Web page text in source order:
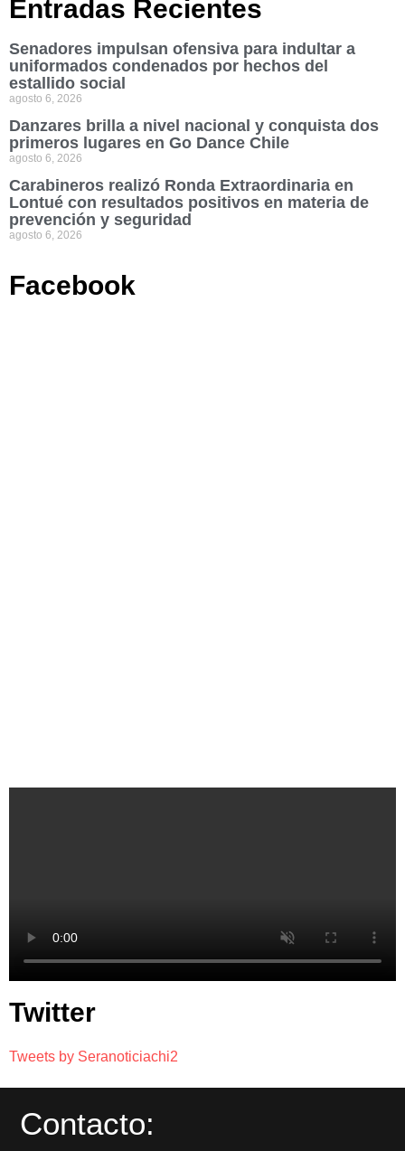
Entradas Recientes
Senadores impulsan ofensiva para indultar a
uniformados condenados por hechos del
estallido social
agosto 6, 2026
Danzares brilla a nivel nacional y conquista dos
primeros lugares en Go Dance Chile
agosto 6, 2026
Carabineros realizó Ronda Extraordinaria en
Lontué con resultados positivos en materia de
prevención y seguridad
agosto 6, 2026
Facebook
Twitter
Tweets by Seranoticiachi2
Contacto: